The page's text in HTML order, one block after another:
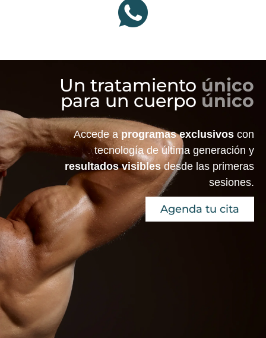
Un tratamiento único
para un cuerpo único
Accede aprogramas exclusivos con
tecnología de última generación y
resultados visiblesdesde las primeras
sesiones.
Agenda tu cita